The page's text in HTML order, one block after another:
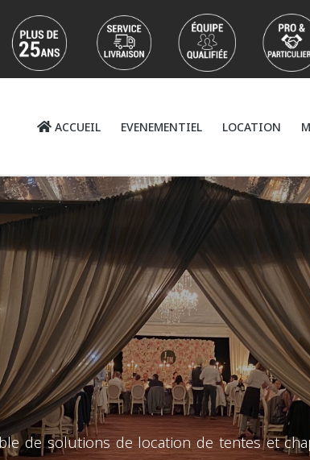
ACCUEIL EVENEMENTIEL LOCATION
de solutions de location de tentes et